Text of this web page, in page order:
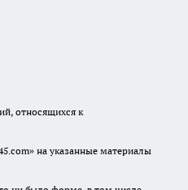
относящихся к
на указанные материалы